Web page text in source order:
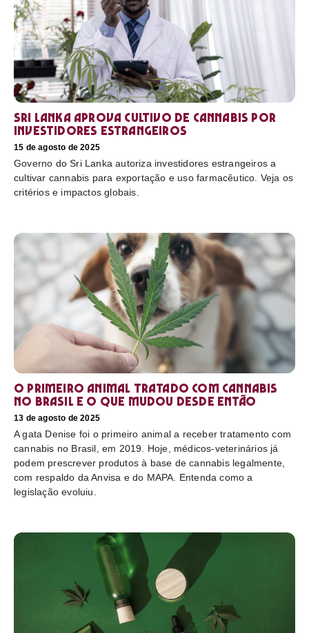
Sri Lanka aprova cultivo de cannabis por
investidores estrangeiros
15 de agosto de 2025
Governo do Sri Lanka autoriza investidores estrangeiros a
cultivar cannabis para exportação e uso farmacêutico. Veja os
critérios e impactos globais.
O primeiro animal tratado com cannabis
no Brasil e o que mudou desde então
13 de agosto de 2025
A gata Denise foi o primeiro animal a receber tratamento com
cannabis no Brasil, em 2019. Hoje, médicos-veterinários já
podem prescrever produtos à base de cannabis legalmente,
com respaldo da Anvisa e do MAPA. Entenda como a
legislação evoluiu.